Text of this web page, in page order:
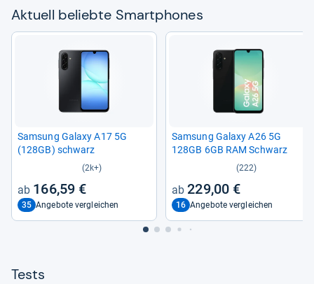
Aktu­ell beliebte Smart­pho­nes
Sam­sung Galaxy A17 5G
(128GB) schwarz
(2k+)
166,59 €
35 Angebote vergleichen
Sam­sung Galaxy A26 5G
128GB 6GB RAM Schwarz
(222)
229,00 €
16 Angebote vergleichen
Tests